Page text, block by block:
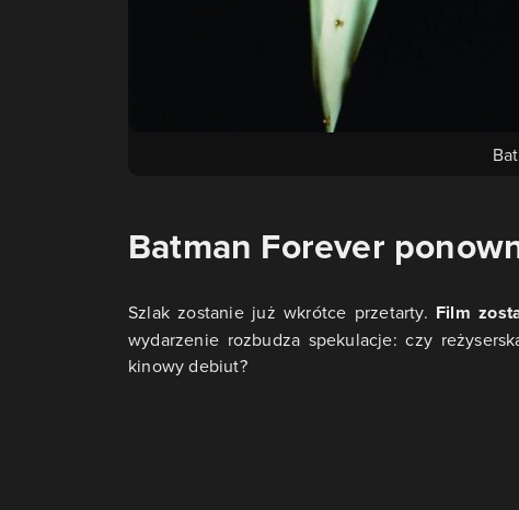
Batman Forever
Szlak zostanie już wkrótce przetarty. Film
wydarzenie rozbudza spekulacje: czy
kinowy debiut?